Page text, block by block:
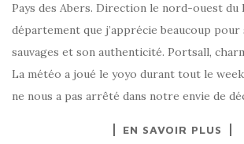
Pays des Abers. Direction le nord-ouest du
département que j’apprécie beaucoup pour
sauvages et son authenticité. Portsall,
La météo a joué le yoyo durant tout le
ne nous a pas arrêté dans notre envie de
EN SAVOIR PLUS